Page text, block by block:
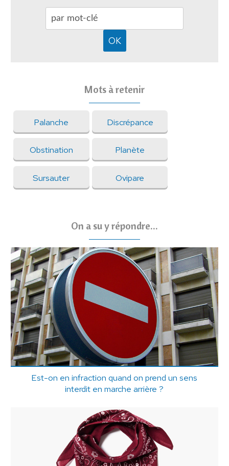
Mots à retenir
Palanche Discrépance
Obstination Planète
Sursauter Ovipare
On a su y répondre...
Est-on en infraction quand on prend un sens
interdit en marche arrière ?